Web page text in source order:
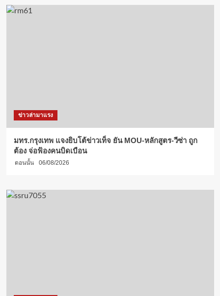
ข่าวล่ามาแรง
มทร.กรุงเทพ แจงยิบโต้ข่าวเท็จ ยัน MOU-หลักสูตร-วีซ่า ถูก
ต้อง จ่อฟ้องคนบิดเบือน
ตอนนั้น 06/08/2026